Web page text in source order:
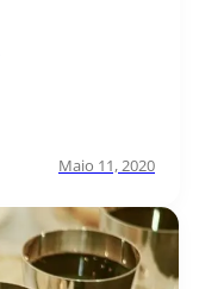
Maio 11, 2020